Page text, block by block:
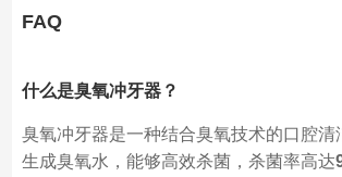
FAQ
什么是臭氧冲牙器？
臭氧冲牙器是一种结合臭氧技术的口腔清
生成臭氧水，能够高效杀菌，杀菌率高达